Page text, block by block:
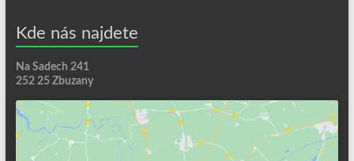
Kde nás najdete
Na Sadech 241
252 25 Zbuzany